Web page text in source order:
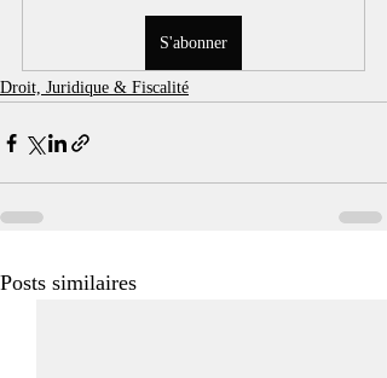
S'abonner
Droit, Juridique & Fiscalité
Posts similaires